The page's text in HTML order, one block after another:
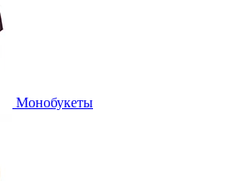
Монобукеты